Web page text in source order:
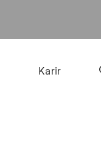
Karir